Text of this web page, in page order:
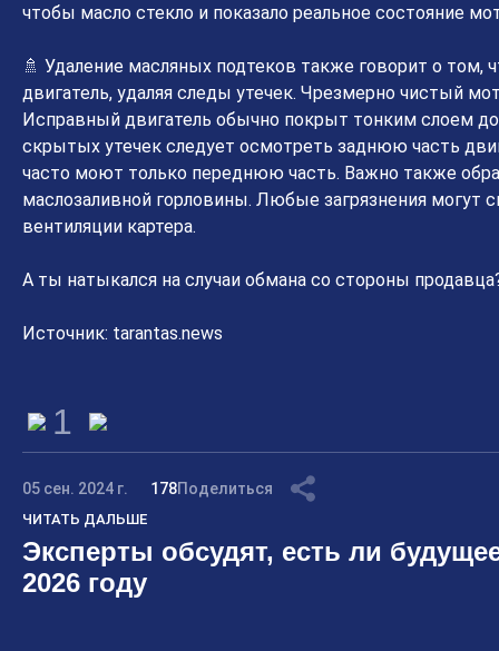
чтобы масло стекло и показало реальное состояние
🚿 Удаление масляных подтеков также говорит о
двигатель, удаляя следы утечек. Чрезмерно чистый
Исправный двигатель обычно покрыт тонким слоем
скрытых утечек следует осмотреть заднюю часть
часто моют только переднюю часть. Важно также
маслозаливной горловины. Любые загрязнения могут
вентиляции картера.
А ты натыкался на случаи обмана со стороны
Источник: tarantas.news
1
05 сен. 2024 г. 178Поделиться
ЧИТАТЬ ДАЛЬШЕ
Эксперты обсудят, есть ли
2026 году